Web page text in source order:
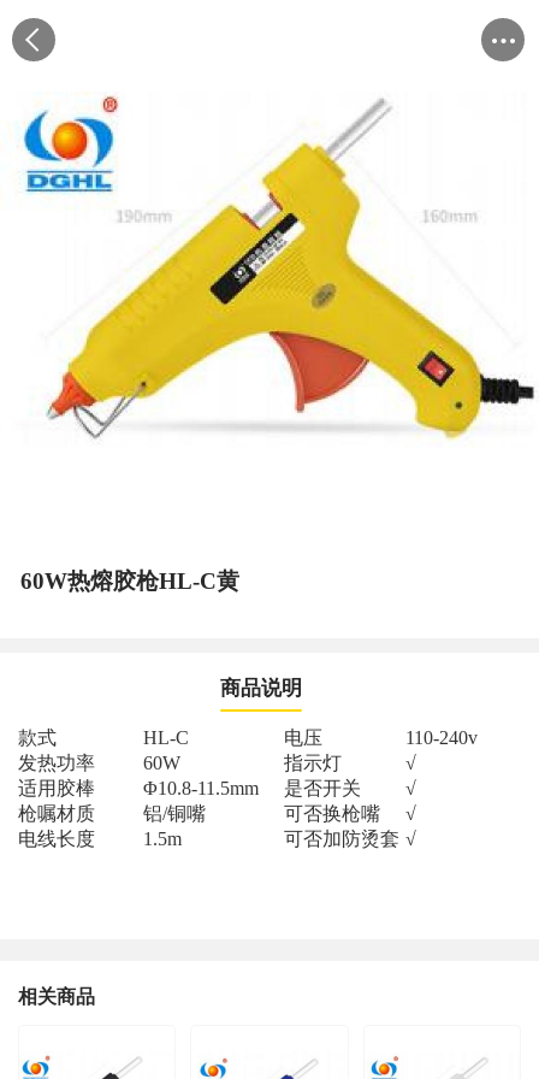
60W热熔胶枪HL-C黄
商品说明
款式 HL-C 电压
110-240v
发热功率
60W 指示灯
√
适用胶棒
Φ10.8-11.5mm 是否开关
√
枪嘱材质
铝/铜嘴 可否换枪嘴
√
电线长度
1.5m 可否加防烫套 √
相关商品